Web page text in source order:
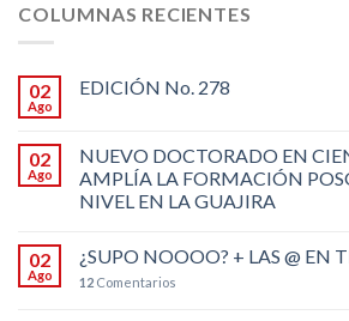
COLUMNAS RECIENTES
02
Ago
EDICIÓN No. 278
02
Ago
NUEVO DOCTORADO EN
AMPLÍA LA FORMACIÓN
NIVEL EN LA GUAJIRA
02
Ago
¿SUPO NOOOO? + LAS @ EN
12 Comentarios